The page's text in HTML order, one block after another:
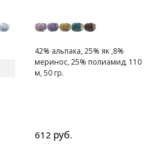
42% альпака, 25% як ,8%
меринос, 25% полиамид, 110
м, 50 гр.
612 руб.